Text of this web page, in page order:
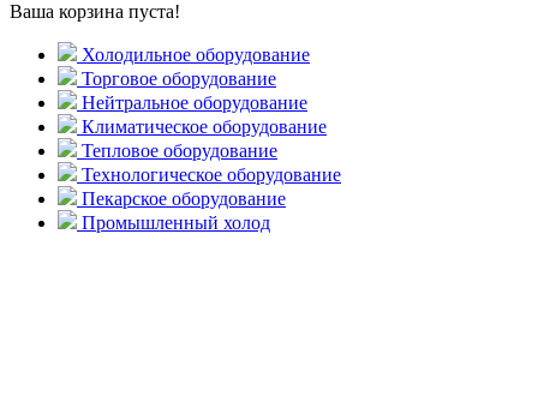
Ваша корзина пуста!
Холодильное оборудование
Торговое оборудование
Нейтральное оборудование
Климатическое оборудование
Тепловое оборудование
Технологическое оборудование
Пекарское оборудование
Промышленный холод